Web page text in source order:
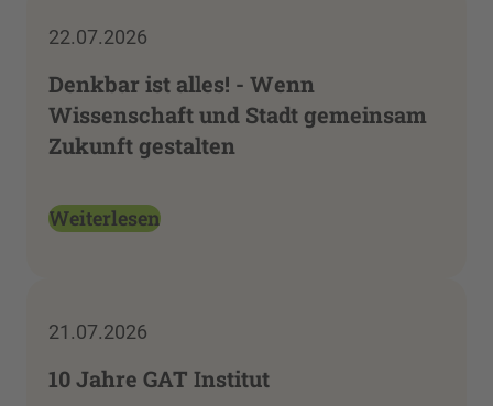
22.07.2026
Denkbar ist alles! - Wenn
Wissenschaft und Stadt gemeinsam
Zukunft gestalten
Weiterlesen
21.07.2026
10 Jahre GAT Institut